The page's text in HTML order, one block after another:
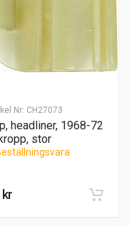
Nr: CH27073
headliner, 1968-72
stor
kr